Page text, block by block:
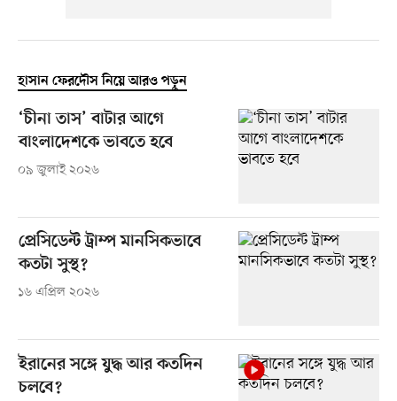
হাসান ফেরদৌস নিয়ে আরও পড়ুন
‘চীনা তাস’ বাটার আগে
বাংলাদেশকে ভাবতে হবে
০৯ জুলাই ২০২৬
প্রেসিডেন্ট ট্রাম্প মানসিকভাবে
কতটা সুস্থ?
১৬ এপ্রিল ২০২৬
ইরানের সঙ্গে যুদ্ধ আর কতদিন
চলবে?